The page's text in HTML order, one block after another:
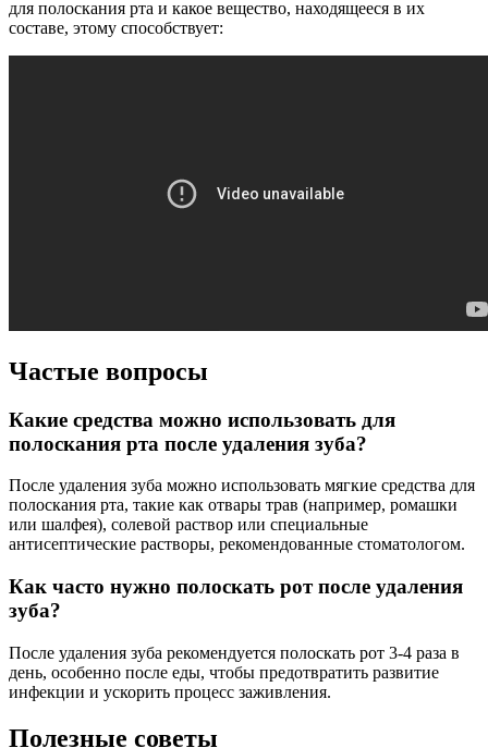
для полоскания рта и какое вещество, находящееся в их
составе, этому способствует:
Частые вопросы
Какие средства можно использовать для
полоскания рта после удаления зуба?
После удаления зуба можно использовать мягкие средства для
полоскания рта, такие как отвары трав (например, ромашки
или шалфея), солевой раствор или специальные
антисептические растворы, рекомендованные стоматологом.
Как часто нужно полоскать рот после удаления
зуба?
После удаления зуба рекомендуется полоскать рот 3-4 раза в
день, особенно после еды, чтобы предотвратить развитие
инфекции и ускорить процесс заживления.
Полезные советы